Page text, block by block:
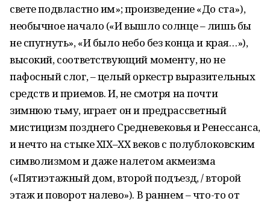
свете подвластно им»; произведение «До ста»),
необычное начало («И вышло солнце – лишь бы
не спугнуть», «И было небо без конца и края…»),
высокий, соответствующий моменту, но не
пафосный слог, – целый оркестр выразительных
средств и приемов. И, не смотря на почти
зимнюю тьму, играет он и предрассветный
мистицизм позднего Средневековья и Ренессанса,
и нечто на стыке XIX–XX веков с полублоковским
символизмом и даже налетом акмеизма
(«Пятиэтажный дом, второй подъезд, / второй
этаж и поворот налево»). В раннем – что-то от